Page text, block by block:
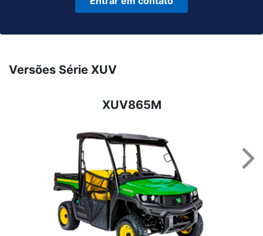
Versões Série XUV
XUV865M